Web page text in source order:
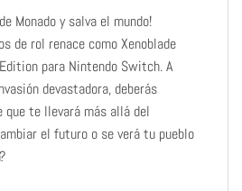
Monado y salva el mundo!
de rol renace como Xenoblade
para Nintendo Switch. A
devastadora, deberás
que te llevará más allá del
el futuro o se verá tu pueblo